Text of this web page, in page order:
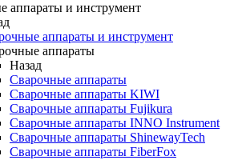
аппараты и инструмент
аппараты и инструмент
аппараты
Назад
Сварочные аппараты
Сварочные аппараты KIWI
Сварочные аппараты Fujikura
Сварочные аппараты INNO Instrument
Сварочные аппараты ShinewayTech
Cварочные аппараты FiberFox